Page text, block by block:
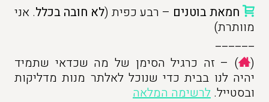
חמאת בוטנים – רבע כפית (לא חובה בכלל. אני
מוותרת)
______
(
) – זה כרגיל הסימן של מה שכדאי שתמיד
יהיה לנו בבית כדי שנוכל לאלתר מנות מדליקות
ובסטייל. לרשימה המלאה